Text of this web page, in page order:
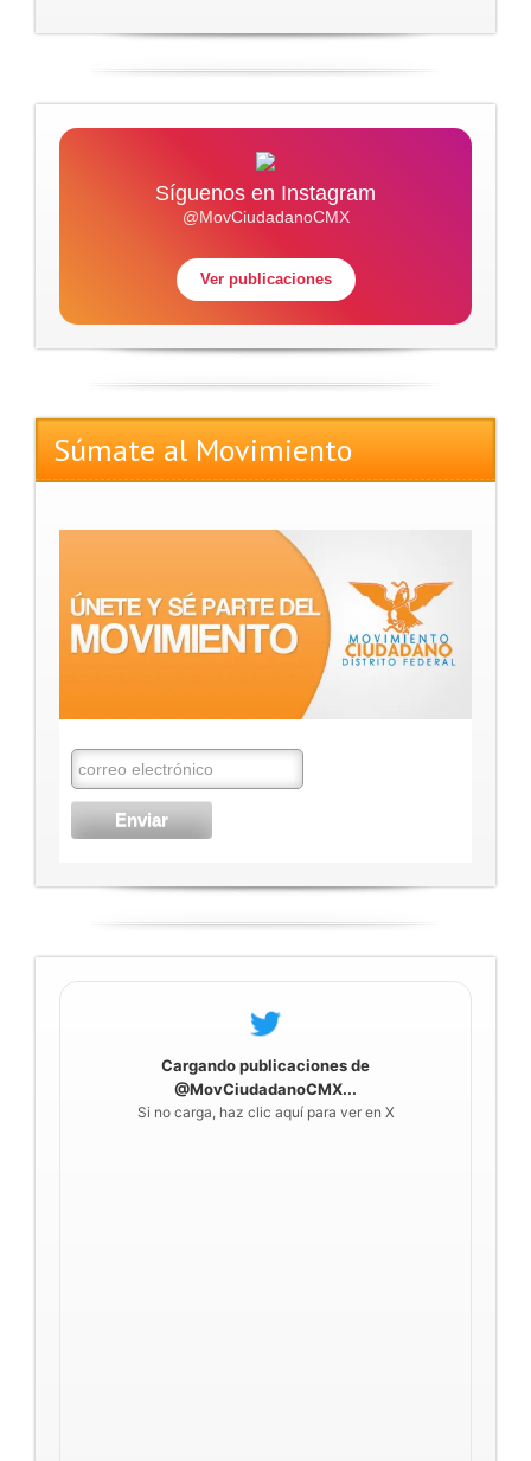
Síguenos en Instagram
@MovCiudadanoCMX
Ver publicaciones
Súmate al Movimiento
Cargando publicaciones de
@MovCiudadanoCMX...
Si no carga, haz clic aquí para ver en X